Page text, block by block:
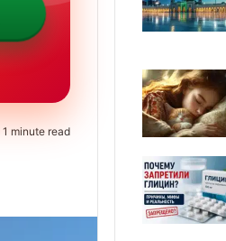
1 minute read